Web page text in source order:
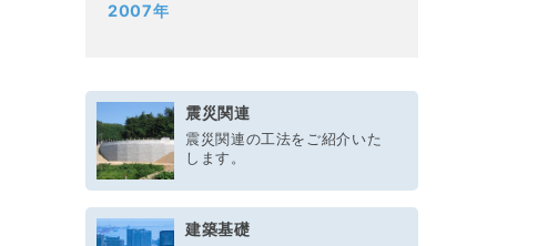
2007年
震災関連
震災関連の工法をご紹介いた
します。
建築基礎